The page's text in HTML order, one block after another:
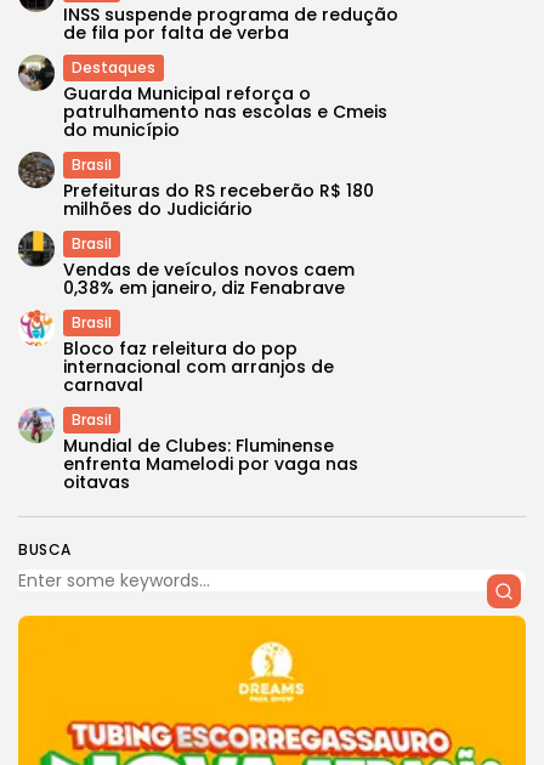
BUSCA
INSS suspende programa de redução
de fila por falta de verba
Destaques
Guarda Municipal reforça o
patrulhamento nas escolas e Cmeis
do município
Brasil
Prefeituras do RS receberão R$ 180
milhões do Judiciário
Brasil
Vendas de veículos novos caem
0,38% em janeiro, diz Fenabrave
Brasil
Bloco faz releitura do pop
internacional com arranjos de
carnaval
Brasil
Mundial de Clubes: Fluminense
enfrenta Mamelodi por vaga nas
oitavas